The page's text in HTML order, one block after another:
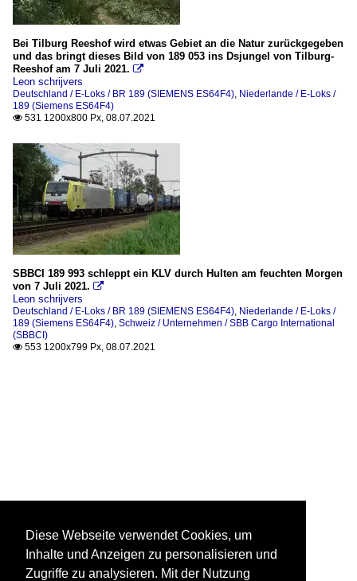
Bei Tilburg Reeshof wird etwas Gebiet an die Natur zurückgegeben
und das bringt dieses Bild von 189 053 ins Dsjungel von Tilburg-
Reeshof am 7 Juli 2021. 
Leon schrijvers
Deutschland / E-Loks / BR 189 (SIEMENS ES64F4) Niederlande / E-Loks /
189 (Siemens ES64F4)
 531 1200x800 Px, 08.07.2021
SBBCI 189 993 schleppt ein KLV durch Hulten am feuchten Morgen
von 7 Juli 2021. 
Leon schrijvers
Deutschland / E-Loks / BR 189 (SIEMENS ES64F4) Niederlande / E-Loks /
189 (Siemens ES64F4) Schweiz / Unternehmen / SBB Cargo International
(SBBCI)
 553 1200x799 Px, 08.07.2021
Diese Webseite verwendet Cookies, um
Inhalte und Anzeigen zu personalisieren und
Zugriffe zu analysieren. Mit der Nutzung